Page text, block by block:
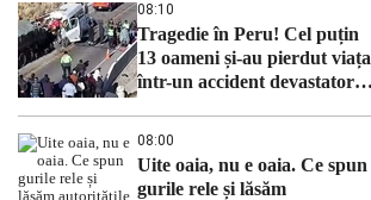
08:10
Tragedie în Peru! Cel puțin
13 oameni și-au pierdut viața
într-un accident devastator!
08:00
Uite oaia, nu e oaia. Ce spun
gurile rele și lăsăm